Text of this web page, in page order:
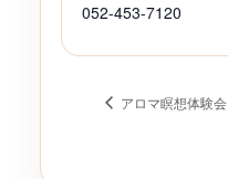
052-453-7120
アロマ瞑想体験会